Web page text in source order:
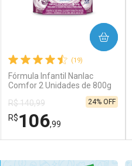
(19)
Fórmula Infantil Nanlac
Comfor 2 Unidades de 800g
R$ 140,99
R$106,99
24% OFF
COMPRAR